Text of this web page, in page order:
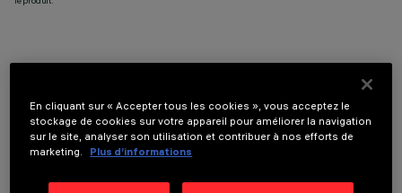
DONNÉES TECHNIQUES
DERNIÈRE MISE À JOUR: 05/08/2026
DESCRIPTION
En cliquant sur « Accepter tous les cookies », vous acceptez le
stockage de cookies sur votre appareil pour améliorer la navigation
sur le site, analyser son utilisation et contribuer à nos efforts de
marketing.
Plus d’informations